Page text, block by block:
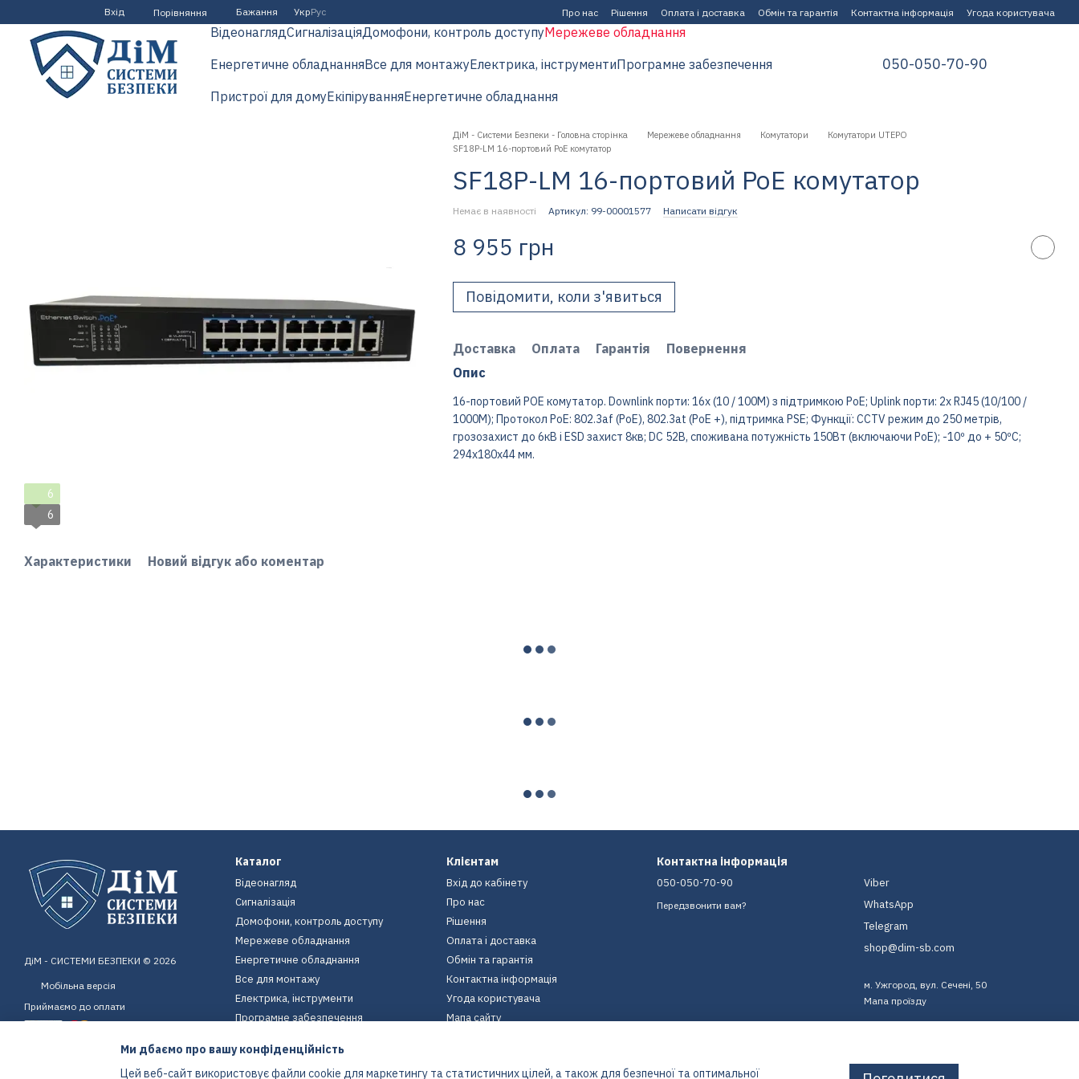
Перейти до основного контенту
Вхід Порівняння Бажання УкрРус Про нас Рішення Оплата і доставка Обмін та гарантія Контактна інформація Угода користувача
ВідеонаглядСигналізаціяДомофони, контроль доступуМережеве обладнання
Енергетичне обладнанняВсе для монтажуЕлектрика, інструментиПрограмне забезпечення
Пристрої для домуЕкіпіруванняЕнергетичне обладнання
050-050-70-90
6
6
Характеристики Новий відгук або коментар
ДіМ - Системи Безпеки - Головна сторінка Мережеве обладнання Комутатори
Комутатори UTEPO
SF18P-LM 16-портовий PoE комутатор
SF18P-LM 16-портовий PoE комутатор
Немає в наявності Артикул: 99-00001577 Написати відгук
8 955 грн
Повідомити, коли з'явиться
Доставка Оплата Гарантія
Повернення
Опис
16-портовий POE комутатор. Downlink порти: 16x (10 / 100M) з підтримкою PoE; Uplink порти: 2x RJ45 (10/100 /
1000M); Протокол PoE: 802.3af (PoE), 802.3at (PoE +), підтримка PSE; Функції: CCTV режим до 250 метрів,
грозозахист до 6кВ і ESD захист 8кв; DC 52В, споживана потужність 150Вт (включаючи PoE); -10º до + 50ºC;
294х180х44 мм.
ДіМ - СИСТЕМИ БЕЗПЕКИ © 2026
Мобільна версія
Приймаємо до оплати
Каталог
Відеонагляд
Сигналізація
Домофони, контроль доступу
Мережеве обладнання
Енергетичне обладнання
Все для монтажу
Електрика, інструменти
Програмне забезпечення
Екіпірування
Енергетичне обладнання
Клієнтам
Вхід до кабінету
Про нас
Рішення
Оплата і доставка
Обмін та гарантія
Контактна інформація
Угода користувача
Мапа сайту
Контактна інформація
050-050-70-90
Передзвонити вам?
Viber
WhatsApp
Telegram
shop@dim-sb.com
м. Ужгород, вул. Сечені, 50
Мапа проїзду
Ми дбаємо про вашу конфіденційність
Цей веб-сайт використовує файли cookie для маркетингу та статистичних цілей, а також для безпечної та оптимальної